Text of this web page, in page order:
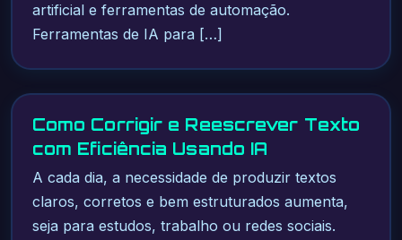
artificial e ferramentas de automação.
Ferramentas de IA para […]
Como Corrigir e Reescrever Texto
com Eficiência Usando IA
A cada dia, a necessidade de produzir textos
claros, corretos e bem estruturados aumenta,
seja para estudos, trabalho ou redes sociais.